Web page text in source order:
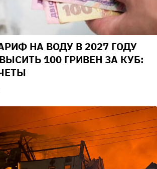
НА ВОДУ В 2027 ГОДУ
100 ГРИВЕН ЗА КУБ: